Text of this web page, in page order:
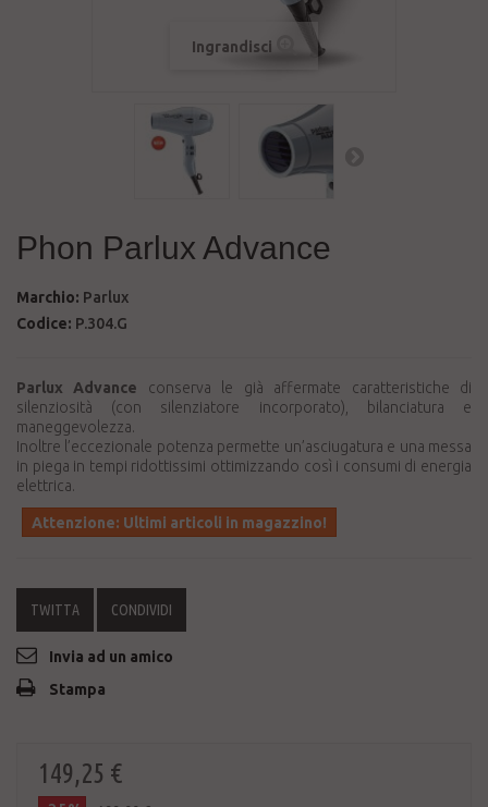
Ingrandisci
Phon Parlux Advance
Marchio: Parlux
Codice: P.304.G
Parlux Advance conserva le già affermate caratteristiche di
silenziosità (con silenziatore incorporato), bilanciatura e
maneggevolezza.
Inoltre l’eccezionale potenza permette un’asciugatura e una messa
in piega in tempi ridottissimi ottimizzando così i consumi di energia
elettrica.
Attenzione: Ultimi articoli in magazzino!
TWITTA CONDIVIDI
Invia ad un amico
Stampa
149,25 €